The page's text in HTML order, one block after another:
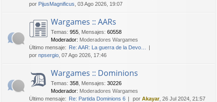
por PijusMagnificus , 03 Ago 2026, 19:07
Wargames :: AARs
Temas: 955 Mensajes: 60558
Moderador: Moderadores Wargames
Último mensaje: Re: AAR: La guerra de la Devo…
por npsergio , 07 Ago 2026, 17:46
Wargames :: Dominions
Temas: 358 Mensajes: 30226
Moderador: Moderadores Wargames
Último mensaje: Re: Partida Dominions 6 por Akayar, 26 Jul 2024, 21:57